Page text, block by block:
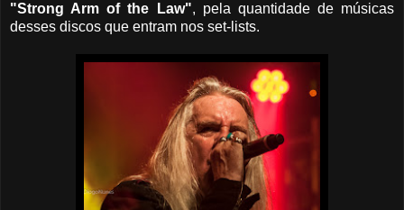
"Strong Arm of the Law", pela quantidade de músicas
desses discos que entram nos set-lists.